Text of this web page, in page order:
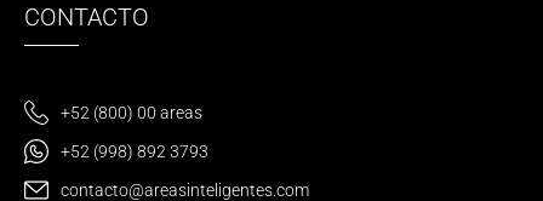
CONTACTO
+52 (800) 00 areas
+52 (998) 892 3793
contacto@areasinteligentes.com